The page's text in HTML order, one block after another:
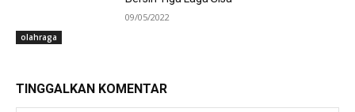
olahraga
09/05/2022
TINGGALKAN KOMENTAR